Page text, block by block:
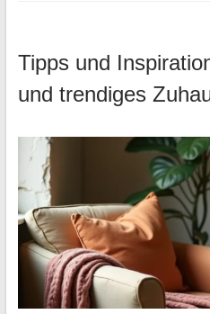
Tipps und
und trendiges